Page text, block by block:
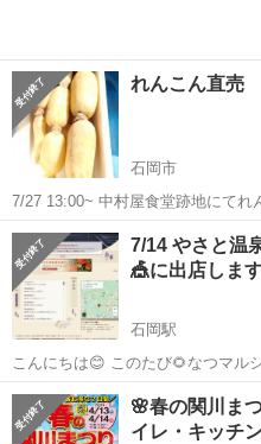
れんこん直売
石岡市
7/27 13:00~ 中村屋食堂跡地にてれんこんの直売を行います 。 当日の
朝にかすみがうら市で収穫したれ
りください。
茨城 石岡市 その他 食
7/14 やさと温
🎪に出店しま
石岡駅
こんにちは😊 このたび🌻なつマル
し物などもたくさん✨🤗 占いブースは室内なので、☔心配ナシ 温泉♨️
に入って、リラックスタイム🍀を
グ❣️気持ちもすっきり✌...
茨城 石岡市 石岡駅 そ
🌸春の関川ま
イレ・キッチ